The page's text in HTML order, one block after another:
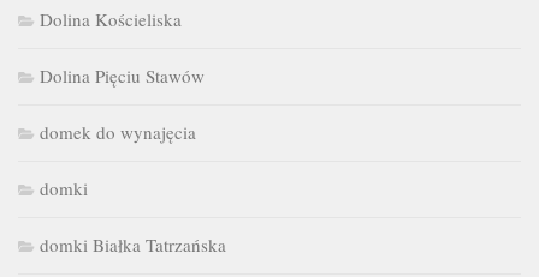
Dolina Kościeliska
Dolina Pięciu Stawów
domek do wynajęcia
domki
domki Białka Tatrzańska